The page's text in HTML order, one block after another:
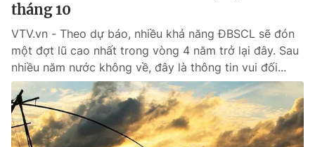
tháng 10
VTV.vn - Theo dự báo, nhiều khả năng ĐBSCL sẽ đón
một đợt lũ cao nhất trong vòng 4 năm trở lại đây. Sau
nhiều năm nước không về, đây là thông tin vui đối...